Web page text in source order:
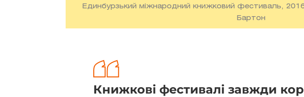
Единбурзький міжнародний книжковий фестиваль,
Бартон
Книжкові фестивалі завжди